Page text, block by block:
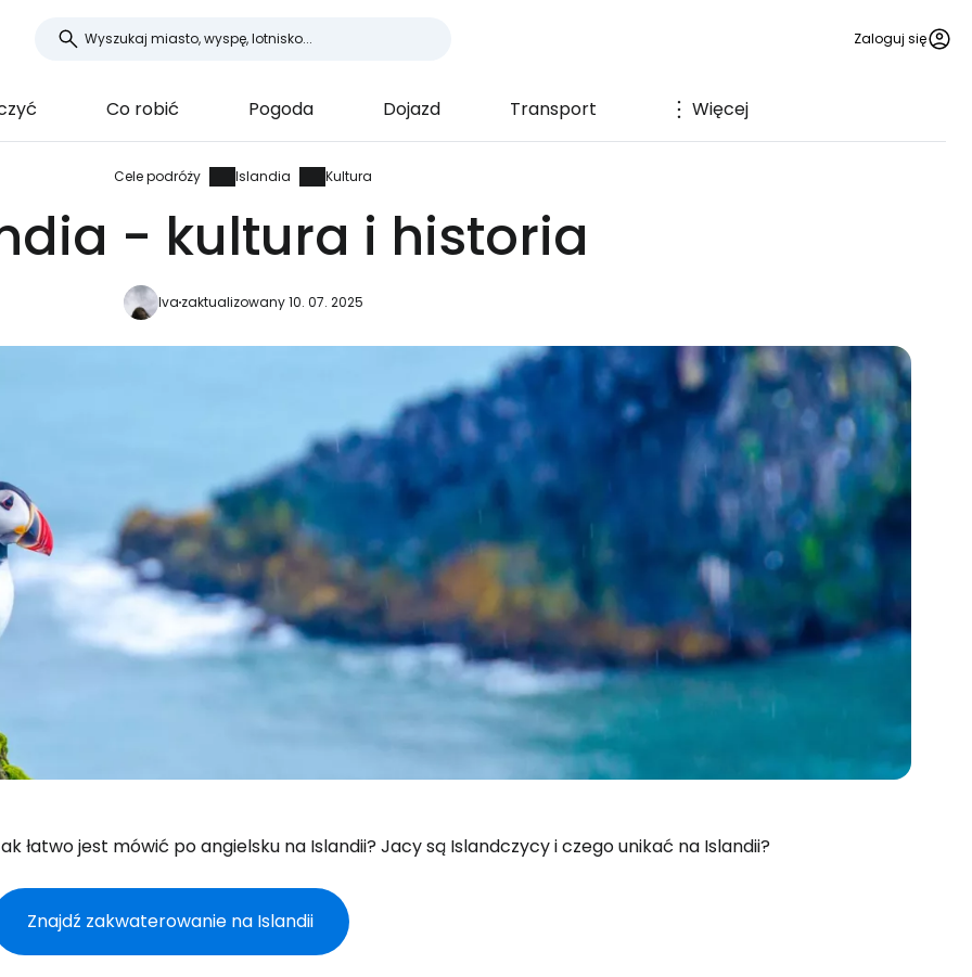
Zaloguj się
Co robić Pogoda Dojazd Transport Więcej
Cele podróży Islandia Kultura
- kultura i historia
Ivazaktualizowany 10. 07. 2025
łatwo jest mówić po angielsku na Islandii? Jacy są Islandczycy i czego unikać na Islandii?
Znajdź zakwaterowanie na Islandii